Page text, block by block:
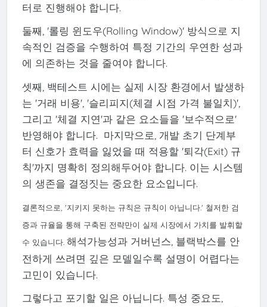
터로 진행해야 합니다.
둘째, '롤링 윈도우(Rolling Window)' 방식으로 지
속적인 검증을 수행하여 특정 기간의 우연한 성과
에 의존하는 것을 줄여야 합니다.
셋째, 백테스트 시에는 실제 시장 환경에서 발생하
는 '거래 비용', '슬리피지(체결 시점 가격 불일치)',
그리고 '체결 지연'과 같은 요소들을 '보수적으로'
반영해야 합니다. 마지막으로, 개발 초기 단계부
터 신호가 효력을 잃었을 때 적용할 '퇴각(Exit) 규
칙'까지 명확히 정의해두어야 합니다. 이는 시스템
의 생존을 결정짓는 중요한 요소입니다.
결론적으로, '지키지 못하는 규칙은 규칙이 아닙니다.' 철저한 검
증과 규율을 통해 구축된 전략만이 실제 시장에서 가치를 발휘할
수 있습니다. 해석가능성과 거버넌스, 블랙박스를 안
전하게 쓰려면 깊은 모델일수록 설명이 어렵다는
고민이 있습니다.
그렇다고 포기할 일은 아닙니다. 특성 중요도,